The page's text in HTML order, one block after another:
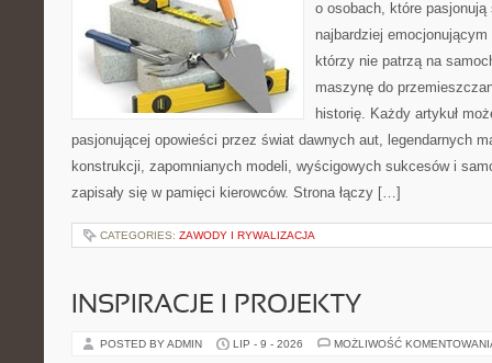
o osobach, które
najbardziej
którzy nie patrzą na
maszynę do
historię. Każdy artykuł
pasjonującej opowieści przez świat dawnych aut, legendarnych
konstrukcji, zapomnianych modeli, wyścigowych sukcesów i
zapisały się w pamięci kierowców. Strona łączy […]
CATEGORIES: ZAWODY I RYWALIZACJA
INSPIRACJE I PROJEKTY
POSTED BY ADMIN LIP - 9 - 2026 MOŻLIWOŚĆ